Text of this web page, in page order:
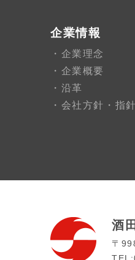
企業情報
企業理念
企業概要
沿革
会社方針・指針
酒
〒